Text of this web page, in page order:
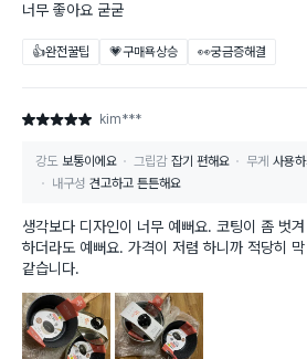
너무 좋아요 굳굳
👍완전꿀팁 💗구매욕상승 👀궁금증해결
별점 5점 kim***
강도 보통이에요 그립감 잡기 편해요 무게 사용
내구성 견고하고 튼튼해요
생각보다 디자인이 너무 예뻐요. 코팅이 좀 벗
하더라도 예뻐요. 가격이 저렴 하니까 적당히
같습니다.